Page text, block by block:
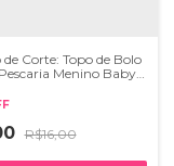
Corte: Topo de Bolo
Menino Baby
R$16,00